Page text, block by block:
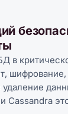
в
шифрование,
удаление
Cassandra